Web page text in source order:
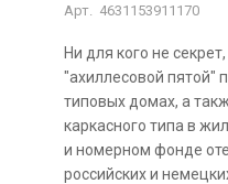
Арт. 4631153911170
Ни для кого не
"ахиллесовой пятой"
типовых домах, а
каркасного типа в
и номерном фонде
российских и